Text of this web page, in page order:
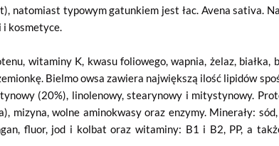
natomiast typowym gatunkiem jest łac. Avena sativa.
i kosmetyce.
witaminy K, kwasu foliowego, wapnia, żelaz, białka,
Bielmo owsa zawiera największą ilość lipidów
(20%), linolenowy, stearynowy i mitystynowy.
mizyna, wolne aminokwasy oraz enzymy. Minerały:
fluor, jod i kolbat oraz witaminy: B1 i B2, PP, a